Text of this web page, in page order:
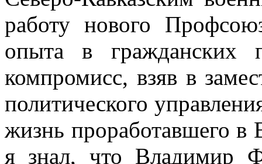
работу нового
опыта в
компромисс, взяв в
политического
жизнь проработавшего
я знал, что Владимир